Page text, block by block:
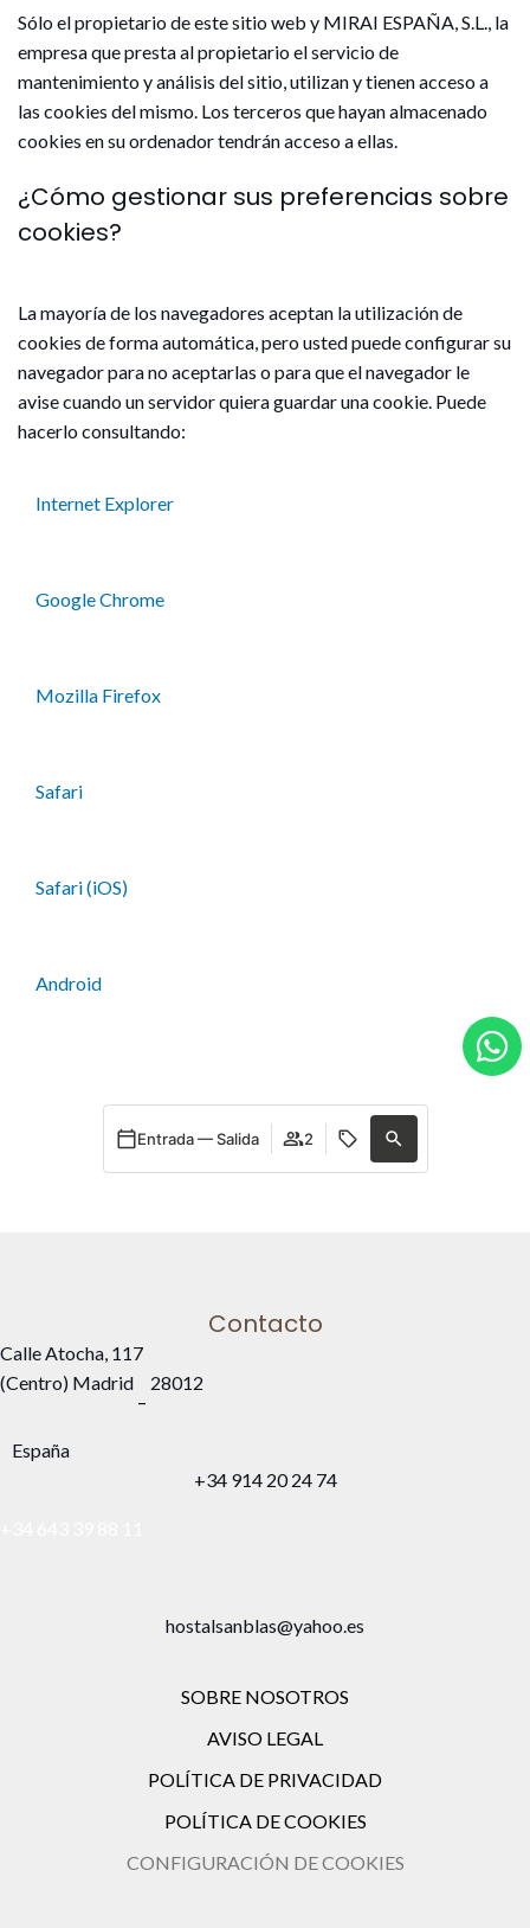
Sólo el propietario de este sitio web y MIRAI ESPAÑA, S.L., la
empresa que presta al propietario el servicio de
mantenimiento y análisis del sitio, utilizan y tienen acceso a
las cookies del mismo. Los terceros que hayan almacenado
cookies en su ordenador tendrán acceso a ellas.
¿Cómo gestionar sus preferencias sobre
cookies?
La mayoría de los navegadores aceptan la utilización de
cookies de forma automática, pero usted puede configurar su
navegador para no aceptarlas o para que el navegador le
avise cuando un servidor quiera guardar una cookie. Puede
hacerlo consultando:
Internet Explorer
Google Chrome
Mozilla Firefox
Safari
Safari (iOS)
Android
Entrada — Salida 2
Contacto
Calle Atocha, 117
(Centro) Madrid
–
28012
España
+34 914 20 24 74
hostalsanblas@yahoo.es
SOBRE NOSOTROS
AVISO LEGAL
POLÍTICA DE PRIVACIDAD
POLÍTICA DE COOKIES
CONFIGURACIÓN DE COOKIES